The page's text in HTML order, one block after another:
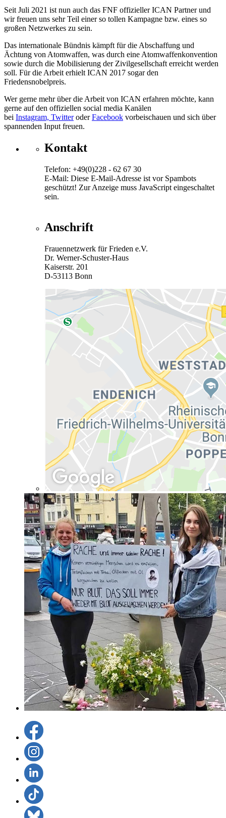
Seit Juli 2021 ist nun auch das FNF offizieller ICAN Partner und
wir freuen uns sehr Teil einer so tollen Kampagne bzw. eines so
großen Netzwerkes zu sein.
Das internationale Bündnis kämpft für die Abschaffung und
Ächtung von Atomwaffen, was durch eine Atomwaffenkonvention
sowie durch die Mobilisierung der Zivilgesellschaft erreicht werden
soll. Für die Arbeit erhielt ICAN 2017 sogar den
Friedensnobelpreis.
Wer gerne mehr über die Arbeit von ICAN erfahren möchte, kann
gerne auf den offiziellen social media Kanälen
bei Instagram, TwitteroderFacebook vorbeischauen und sich über
spannenden Input freuen.
Kontakt
Telefon: +49(0)228 - 62 67 30
E-Mail: Diese E-Mail-Adresse ist vor Spambots
geschützt! Zur Anzeige muss JavaScript eingeschaltet
sein.
Anschrift
Frauennetzwerk für Frieden e.V.
Dr. Werner-Schuster-Haus
Kaiserstr. 201
D-53113 Bonn